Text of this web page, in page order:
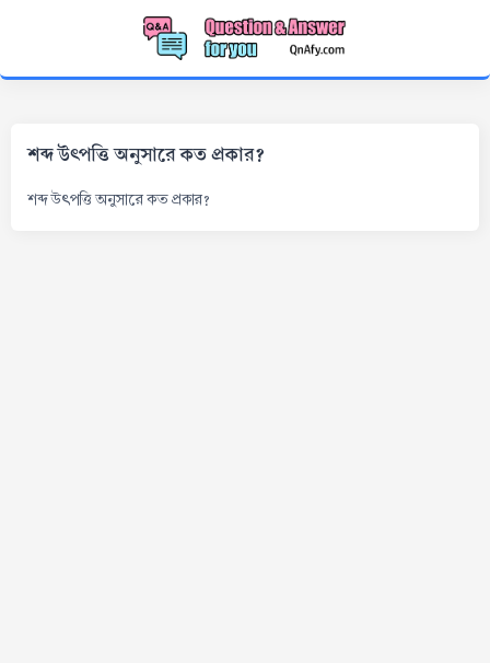
শব্দ উৎপত্তি অনুসারে কত প্রকার?
শব্দ উৎপত্তি অনুসারে কত প্রকার?